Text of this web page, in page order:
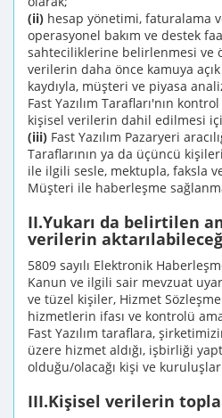
(ii) hesap yönetimi, faturalama
operasyonel bakım ve destek
sahteciliklerine belirlenmesi ve
verilerin daha önce kamuya
kaydıyla, müşteri ve piyasa
Fast Yazılım Tarafları'nın
kişisel verilerin dahil edilmesi
(iii) Fast Yazılım Pazaryeri
Taraflarının ya da üçüncü
ile ilgili sesle, mektupla, faksla
Müşteri ile haberleşme
II.Yukarı da belirtilen
verilerin
5809 sayılı Elektronik
Kanun ve ilgili sair mevzuat
ve tüzel kişiler, Hizmet
hizmetlerin ifası ve kontrolü
Fast Yazılım taraflara,
üzere hizmet aldığı, işbirliği
olduğu/olacağı kişi ve
III.Kişisel verilerin